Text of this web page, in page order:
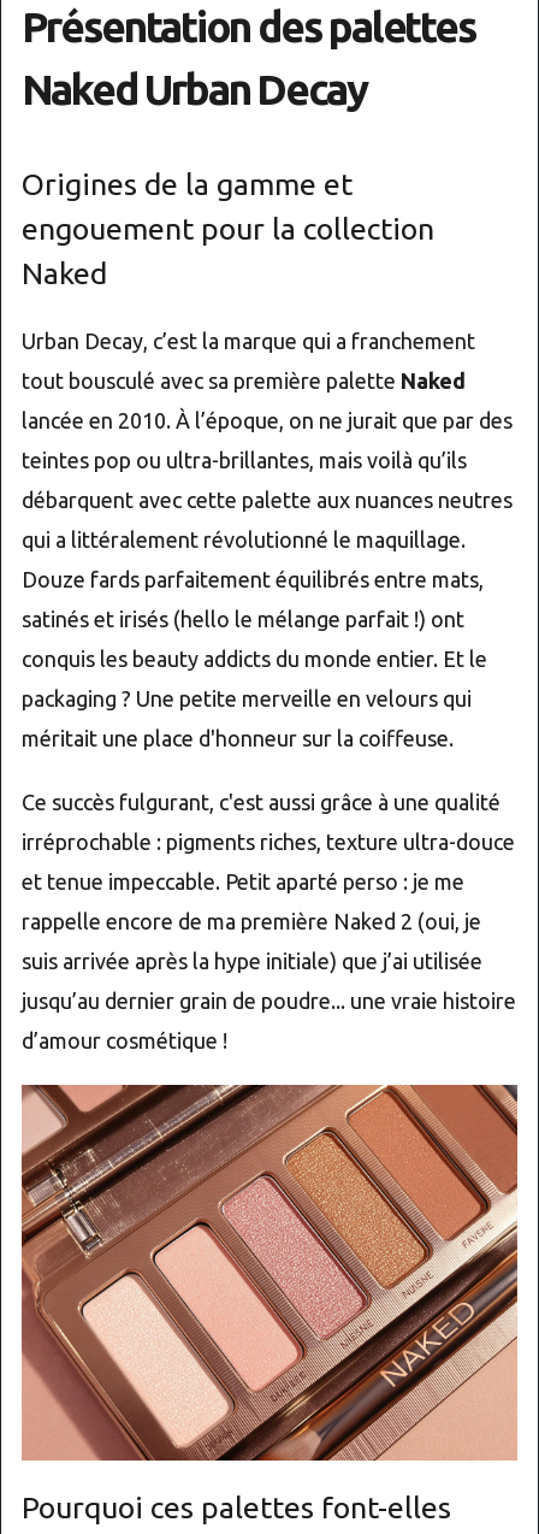
Présentation des palettes
Naked Urban Decay
Origines de la gamme et
engouement pour la collection
Naked
Urban Decay, c’est la marque qui a franchement
tout bousculé avec sa première palette Naked
lancée en 2010. À l’époque, on ne jurait que par des
teintes pop ou ultra-brillantes, mais voilà qu’ils
débarquent avec cette palette aux nuances neutres
qui a littéralement révolutionné le maquillage.
Douze fards parfaitement équilibrés entre mats,
satinés et irisés (hello le mélange parfait !) ont
conquis les beauty addicts du monde entier. Et le
packaging ? Une petite merveille en velours qui
méritait une place d'honneur sur la coiffeuse.
Ce succès fulgurant, c'est aussi grâce à une qualité
irréprochable : pigments riches, texture ultra-douce
et tenue impeccable. Petit aparté perso : je me
rappelle encore de ma première Naked 2 (oui, je
suis arrivée après la hype initiale) que j’ai utilisée
jusqu’au dernier grain de poudre... une vraie histoire
d’amour cosmétique !
Pourquoi ces palettes font-elles